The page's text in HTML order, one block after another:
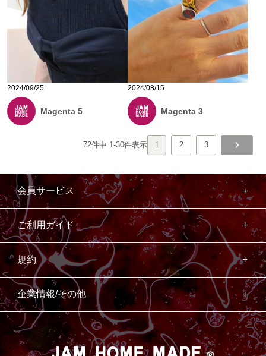
2024/09/25
Magenta 5
2024/08/15
Magenta 3
72件中 1-30件表示 1 2 3
会員サービス
ご利用ガイド
規約
企業情報/その他